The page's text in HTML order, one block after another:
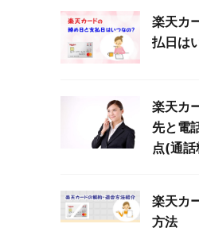
楽天カ
払日は
楽天カ
先と電
点(通
楽天カ
方法